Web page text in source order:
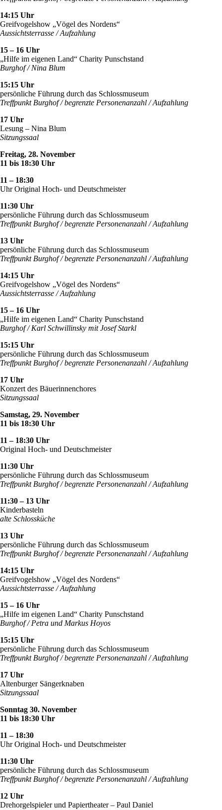
14:15 Uhr
Greifvogelshow „Vögel des Nordens“
Aussichtsterrasse / Aufzahlung
15 – 16 Uhr
„Hilfe im eigenen Land“ Charity Punschstand
Burghof / Nina Blum
15:15 Uhr
persönliche Führung durch das Schlossmuseum
Treffpunkt Burghof / begrenzte Personenanzahl / Aufzahlung
17 Uhr
Lesung – Nina Blum
Sitzungssaal
Freitag, 28. November
11 bis 18:30 Uhr
11 – 18:30
Uhr Original Hoch- und Deutschmeister
11:30 Uhr
persönliche Führung durch das Schlossmuseum
Treffpunkt Burghof / begrenzte Personenanzahl / Aufzahlung
13 Uhr
persönliche Führung durch das Schlossmuseum
Treffpunkt Burghof / begrenzte Personenanzahl / Aufzahlung
14:15 Uhr
Greifvogelshow „Vögel des Nordens“
Aussichtsterrasse / Aufzahlung
15 – 16 Uhr
„Hilfe im eigenen Land“ Charity Punschstand
Burghof / Karl Schwillinsky mit Josef Starkl
15:15 Uhr
persönliche Führung durch das Schlossmuseum
Treffpunkt Burghof / begrenzte Personenanzahl / Aufzahlung
17 Uhr
Konzert des Bäuerinnenchores
Sitzungssaal
Samstag, 29. November
11 bis 18:30 Uhr
11 – 18:30 Uhr
Original Hoch- und Deutschmeister
11:30 Uhr
persönliche Führung durch das Schlossmuseum
Treffpunkt Burghof / begrenzte Personenanzahl / Aufzahlung
11:30 – 13 Uhr
Kinderbasteln
alte Schlossküche
13 Uhr
persönliche Führung durch das Schlossmuseum
Treffpunkt Burghof / begrenzte Personenanzahl / Aufzahlung
14:15 Uhr
Greifvogelshow „Vögel des Nordens“
Aussichtsterrasse / Aufzahlung
15 – 16 Uhr
„Hilfe im eigenen Land“ Charity Punschstand
Burghof / Petra und Markus Hoyos
15:15 Uhr
persönliche Führung durch das Schlossmuseum
Treffpunkt Burghof / begrenzte Personenanzahl / Aufzahlung
17 Uhr
Altenburger Sängerknaben
Sitzungssaal
Sonntag 30. November
11 bis 18:30 Uhr
11 – 18:30
Uhr Original Hoch- und Deutschmeister
11:30 Uhr
persönliche Führung durch das Schlossmuseum
Treffpunkt Burghof / begrenzte Personenanzahl / Aufzahlung
12 Uhr
Drehorgelspieler und Papiertheater – Paul Daniel